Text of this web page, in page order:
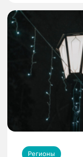
Регионы